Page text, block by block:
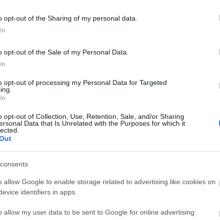
opt-out of the Sharing of my personal data.
opt-out of the Sale of my Personal Data.
opt-out of processing my Personal Data for Targeted
opt-out of Collection, Use, Retention, Sale, and/or Sharing
Data that Is Unrelated with the Purposes for which it
allow Google to enable storage related to advertising like cookies on
identifiers in apps.
allow my user data to be sent to Google for online advertising
περιτριγυρισμένη από πυκνά δάση και θεωρείται
εκδρομές στη Ζαρούχλα και τα γύρω
στο Σπήλαιο των Λιμνών, στη Λίμνη
την παραλία της Ακράτας, μιάμιση ώρα από την